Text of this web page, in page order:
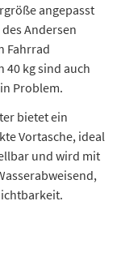
angepasst
Andersen
Fahrrad
40 kg sind auch
Problem.
bietet ein
Vortasche, ideal
und wird mit